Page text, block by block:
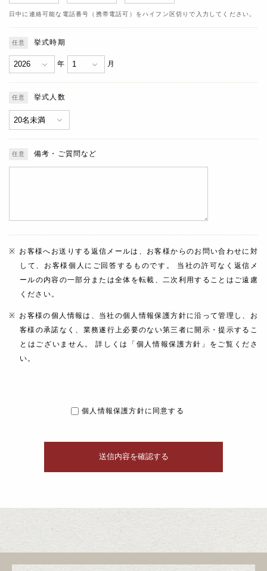
日中に連絡可能な電話番号（携帯電話可）をハイフン区切りで入力してください。
挙式時期
年 月
挙式人数
備考・ご質問など
お客様へお送りする返信メールは、お客様からのお問い合わせに対
して、お客様個人にご回答するものです。 当社の許可なく返信メ
ールの内容の一部分または全体を転載、二次利用することはご遠慮
ください。
お客様の個人情報は、当社の個人情報保護方針に沿って管理し、お
客様の承諾なく、業務遂行上必要のない第三者に開示・提示するこ
とはございません。 詳しくは「個人情報保護方針」をご覧くださ
い。
個人情報保護方針に同意する